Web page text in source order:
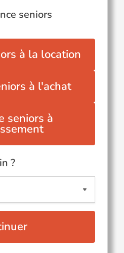
seniors
à la location
à l'achat
seniors à
?